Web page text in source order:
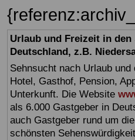
Urlaub und Freizeit in
Deutschland, z.B.
Sehnsucht nach Urlaub
Hotel, Gasthof, Pension,
Unterkunft. Die Website
als 6.000 Gastgeber in
auch Gastgeber rund um
schönsten